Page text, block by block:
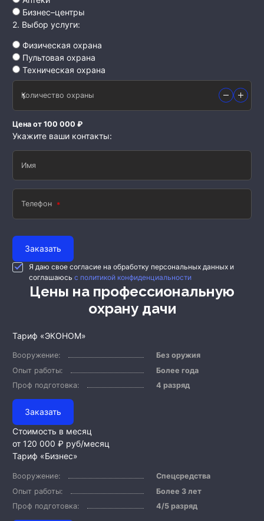
Бизнес–центры
2. Выбор услуги:
Физическая охрана
Пультовая охрана
Техническая охрана
Количество охраны
Цена от 100 000 ₽
Укажите ваши контакты:
Имя
Телефон
Заказать
Я даю свое согласие на обработку персональных данных и
соглашаюсь с политикой конфиденциальности
Цены на профессиональную
охрану дачи
Тариф «ЭКОНОМ»
Вооружение:
Без оружия
Опыт работы:
Более года
Проф подготовка:
4 разряд
Заказать
Стоимость в месяц
от 120 000 ₽ руб/месяц
Тариф «Бизнес»
Вооружение:
Спецсредства
Опыт работы:
Более 3 лет
Проф подготовка:
4/5 разряд